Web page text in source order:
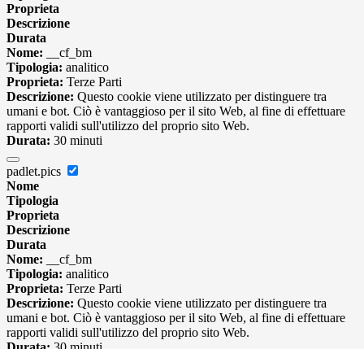
Proprieta
Descrizione
Durata
Nome: __cf_bm
Tipologia: analitico
Proprieta: Terze Parti
Descrizione: Questo cookie viene utilizzato per distinguere tra
umani e bot. Ciò è vantaggioso per il sito Web, al fine di effettuare
rapporti validi sull'utilizzo del proprio sito Web.
Durata: 30 minuti
padlet.pics
Nome
Tipologia
Proprieta
Descrizione
Durata
Nome: __cf_bm
Tipologia: analitico
Proprieta: Terze Parti
Descrizione: Questo cookie viene utilizzato per distinguere tra
umani e bot. Ciò è vantaggioso per il sito Web, al fine di effettuare
rapporti validi sull'utilizzo del proprio sito Web.